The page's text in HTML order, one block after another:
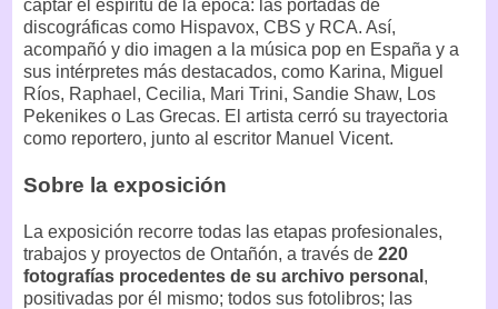
captar el espíritu de la época: las portadas de
discográficas como Hispavox, CBS y RCA. Así,
acompañó y dio imagen a la música pop en España y a
sus intérpretes más destacados, como Karina, Miguel
Ríos, Raphael, Cecilia, Mari Trini, Sandie Shaw, Los
Pekenikes o Las Grecas. El artista cerró su trayectoria
como reportero, junto al escritor Manuel Vicent.
Sobre la exposición
La exposición recorre todas las etapas profesionales,
trabajos y proyectos de Ontañón, a través de 220
fotografías procedentes de su archivo personal ,
positivadas por él mismo; todos sus fotolibros; las